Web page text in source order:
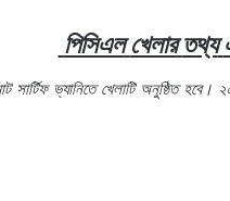
পিসিএল খেলারতথ্য
সার্টিফ ভ্যানিতে খেলাটি অনুষ্ঠিত হবে।